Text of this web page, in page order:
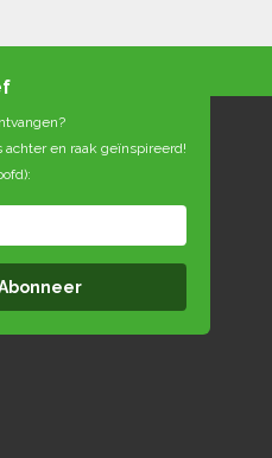
achter en raak geïnspireerd!